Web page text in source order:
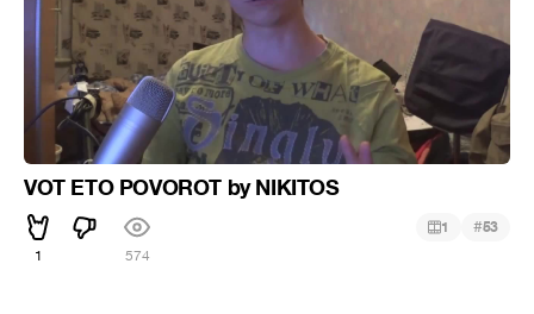
VOT ETO POVOROT by NIKITOS
1 574
1 #53